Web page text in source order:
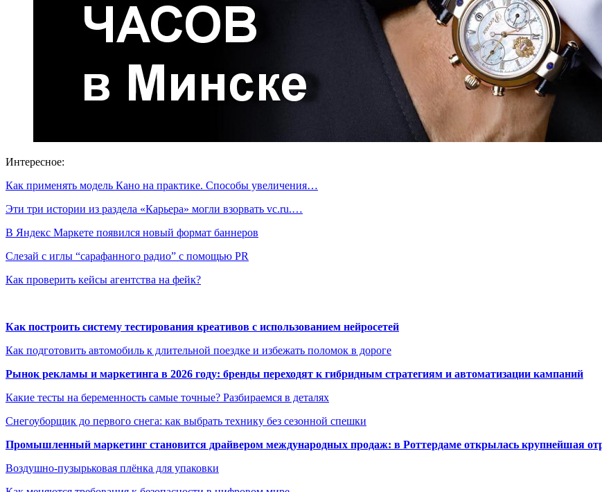
Интересное:
Как применять модель Кано на практике. Способы увеличения…
Эти три истории из раздела «Карьера» могли взорвать vc.ru.…
В Яндекс Маркете появился новый формат баннеров
Слезай с иглы “сарафанного радио” с помощью PR
Как проверить кейсы агентства на фейк?
Как построить систему тестирования креативов с использованием нейросетей
Как подготовить автомобиль к длительной поездке и избежать поломок в дороге
Рынок рекламы и маркетинга в 2026 году: бренды переходят к гибридным стратегиям и автоматизации кампаний
Какие тесты на беременность самые точные? Разбираемся в деталях
Снегоуборщик до первого снега: как выбрать технику без сезонной спешки
Промышленный маркетинг становится драйвером международных продаж: в Роттердаме открылась крупнейшая
Воздушно-пузырьковая плёнка для упаковки